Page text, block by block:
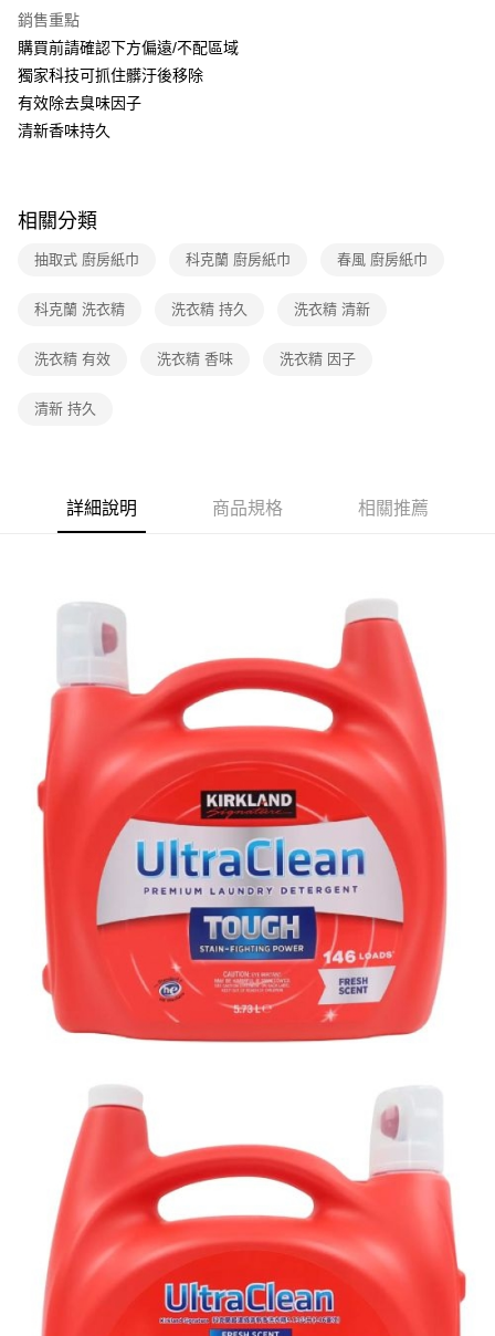
銷售重點
購買前請確認下方偏遠/不配區域
獨家科技可抓住髒汙後移除
有效除去臭味因子
清新香味持久
相關分類
抽取式 廚房紙巾 科克蘭 廚房紙巾 春風 廚房紙巾
科克蘭 洗衣精 洗衣精 持久 洗衣精 清新
洗衣精 有效 洗衣精 香味 洗衣精 因子
清新 持久
詳細說明 商品規格 相關推薦